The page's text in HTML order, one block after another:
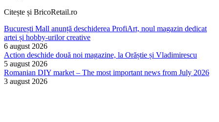
Citește și BricoRetail.ro
București Mall anunță deschiderea ProfiArt, noul magazin dedicat
artei și hobby-urilor creative
6 august 2026
Action deschide două noi magazine, la Orăștie și Vladimirescu
5 august 2026
Romanian DIY market – The most important news from July 2026
3 august 2026